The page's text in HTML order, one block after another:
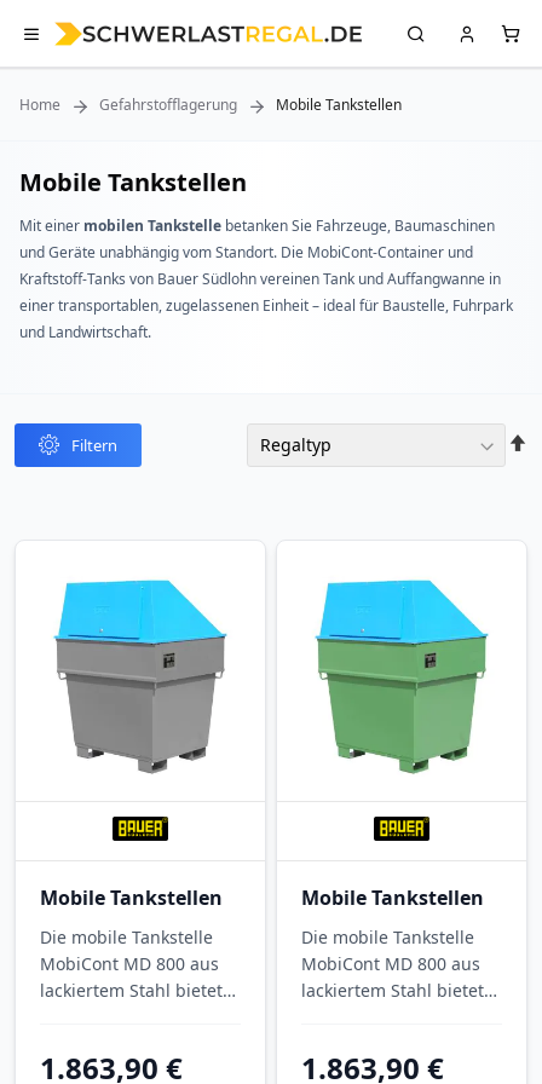
Home Gefahrstofflagerung Mobile Tankstellen
Mobile Tankstellen
Mit einer mobilen Tankstelle betanken Sie Fahrzeuge, Baumaschinen
und Geräte unabhängig vom Standort. Die MobiCont-Container und
Kraftstoff-Tanks von Bauer Südlohn vereinen Tank und Auffangwanne in
einer transportablen, zugelassenen Einheit – ideal für Baustelle, Fuhrpark
und Landwirtschaft.
In
Mobile Tankstellen
Die mobile Tankstelle
MobiCont MD 800 aus
lackiertem Stahl bietet
Baustelle, Hof und
1.863,90 €
Mobile Tankstellen
Die mobile Tankstelle
MobiCont MD 800 aus
lackiertem Stahl bietet
Baustelle, Hof und
1.863,90 €
Filtern